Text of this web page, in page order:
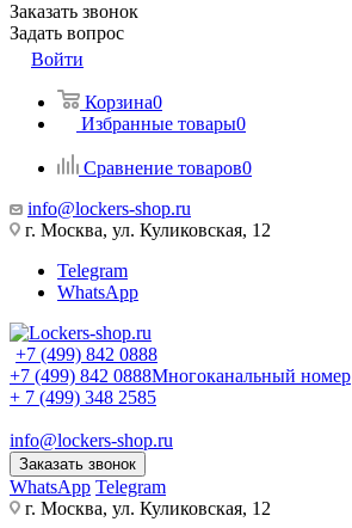
Заказать звонок
Задать вопрос
Войти
Корзина0
Избранные товары0
Сравнение товаров0
info@lockers-shop.ru
г. Москва, ул. Куликовская, 12
Telegram
WhatsApp
+7 (499) 842 0888
+7 (499) 842 0888Многоканальный номер
+ 7 (499) 348 2585
info@lockers-shop.ru
Заказать звонок
WhatsApp Telegram
г. Москва, ул. Куликовская, 12